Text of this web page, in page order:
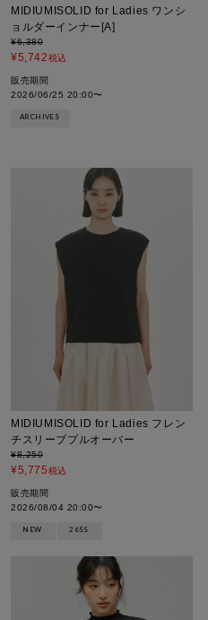
MIDIUMISOLID for Ladies ワンシ
ョルダーインナー[A]
¥6,380
¥5,742税込
販売期間
2026/06/25 20:00〜
ARCHIVES
MIDIUMISOLID for Ladies フレン
チスリーブプルオーバー
¥8,250
¥5,775税込
販売期間
2026/08/04 20:00〜
NEW 26SS